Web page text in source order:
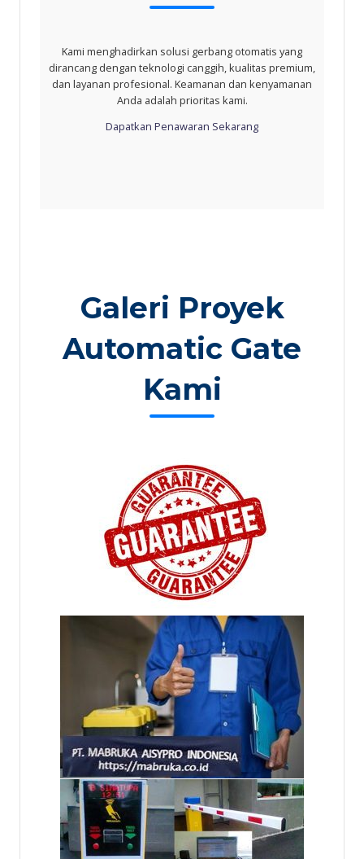
Kami menghadirkan solusi gerbang otomatis yang
dirancang dengan teknologi canggih, kualitas premium,
dan layanan profesional. Keamanan dan kenyamanan
Anda adalah prioritas kami.
Dapatkan Penawaran Sekarang
Galeri Proyek
Automatic Gate
Kami